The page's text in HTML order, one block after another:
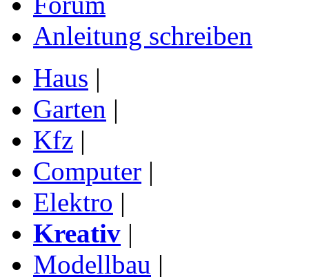
Anleitung schreiben
Haus |
Garten |
Kfz |
Computer |
Elektro |
Kreativ |
Modellbau |